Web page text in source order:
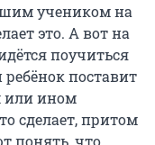
учеником на
это. А вот на
поучиться
поставит
или ином
сделает, притом
понять, что